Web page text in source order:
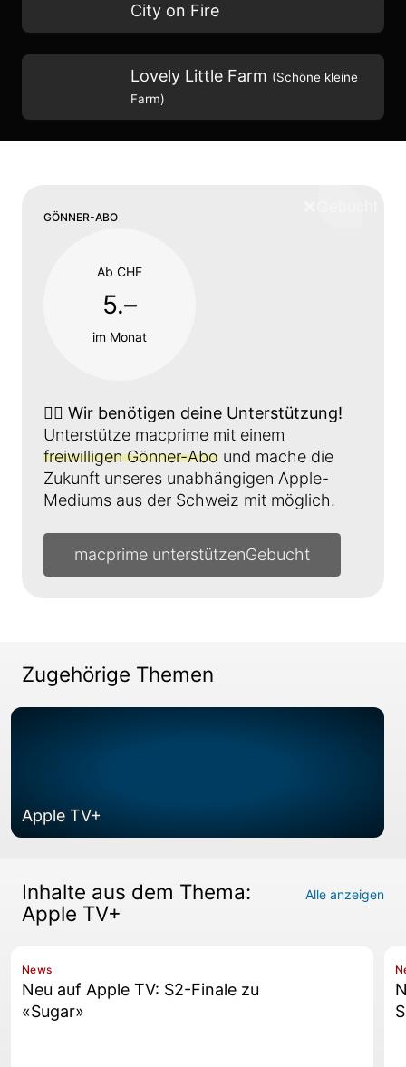
City on Fire
Lovely Little Farm (Schöne kleine
Farm)
GÖNNER-ABO
Ab CHF
5.–
im Monat
👉🏼 Wir benötigen deine Unterstützung!
Unterstütze macprime mit einem
freiwilligen Gönner-Abo und mache die
Zukunft unseres unabhängigen Apple-
Mediums aus der Schweiz mit möglich.
macprime unterstützen
Zugehörige Themen
Apple TV+
Inhalte aus dem Thema:
Apple TV+
Alle anzeigen
News
Neu auf Apple TV: S2-Finale zu
«Sugar»